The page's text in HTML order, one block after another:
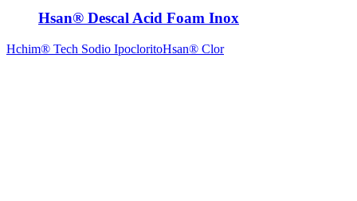
Hsan® Descal Acid Foam Inox
Hchim® Tech Sodio IpocloritoHsan® Clor